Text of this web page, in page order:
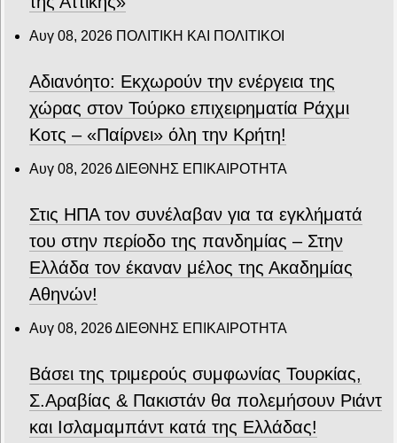
Αυγ 08, 2026 ΠΟΛΙΤΙΚΗ ΚΑΙ ΠΟΛΙΤΙΚΟΙ
Αδιανόητο: Εκχωρούν την ενέργεια της
χώρας στον Τούρκο επιχειρηματία Ράχμι
Κοτς – «Παίρνει» όλη την Κρήτη!
Αυγ 08, 2026ΔΙΕΘΝΗΣ ΕΠΙΚΑΙΡΟΤΗΤΑ
Στις ΗΠΑ τον συνέλαβαν για τα εγκλήματά
του στην περίοδο της πανδημίας – Στην
Ελλάδα τον έκαναν μέλος της Ακαδημίας
Αθηνών!
Αυγ 08, 2026ΔΙΕΘΝΗΣ ΕΠΙΚΑΙΡΟΤΗΤΑ
Βάσει της τριμερούς συμφωνίας Τουρκίας,
Σ.Αραβίας & Πακιστάν θα πολεμήσουν Ριάντ
και Ισλαμαμπάντ κατά της Ελλάδας!